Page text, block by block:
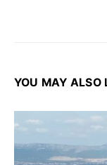
YOU MAY ALSO